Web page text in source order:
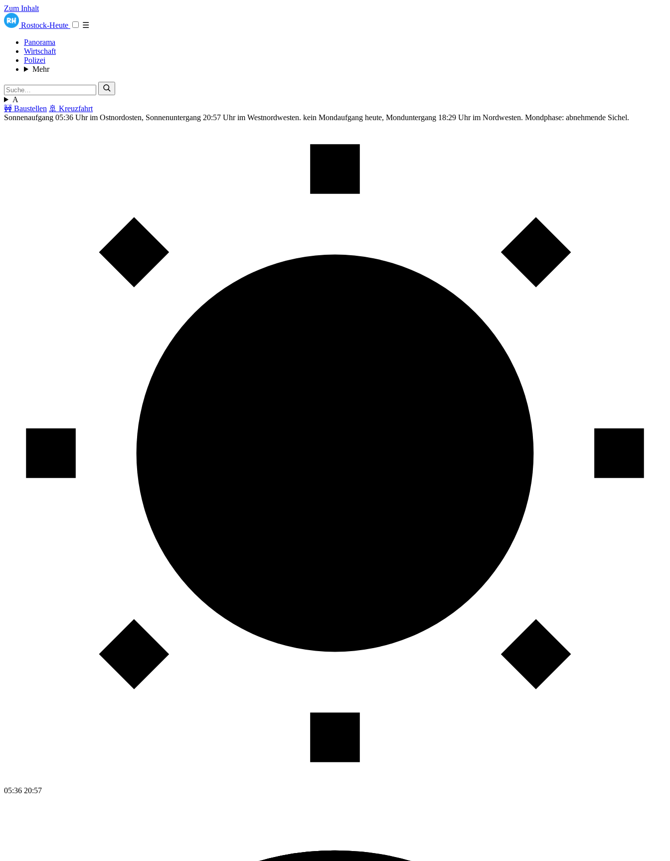
Zum Inhalt
Rostock-Heute
☰
Panorama
Wirtschaft
Polizei
Mehr
A
🚧 Baustellen 🚢 Kreuzfahrt
Sonnenaufgang 05:36 Uhr im Ostnordosten, Sonnenuntergang 20:57 Uhr im Westnordwesten. kein Mondaufgang heute, Monduntergang 18:29 Uhr im Nordwesten. Mondphase: abnehmende Sichel.
05:36 20:57